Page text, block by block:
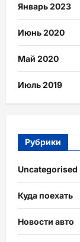
Январь 2023
Июнь 2020
Май 2020
Июль 2019
Рубрики
Uncategorised
Куда поехать
Новости авто